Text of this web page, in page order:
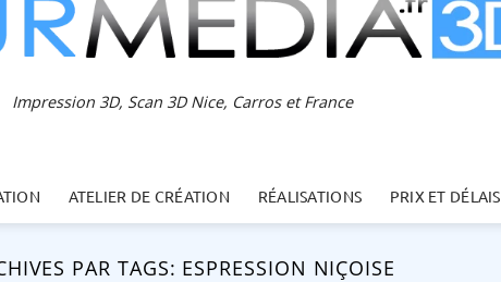
Impression 3D, Scan 3D Nice, Carros et France
ATELIER DE CRÉATION RÉALISATIONS PRIX ET DÉLAIS
PAR TAGS: ESPRESSION NIÇOISE